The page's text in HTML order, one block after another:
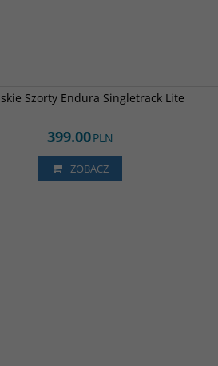
DARMOWA DOSTAWA
Szorty Endura Singletrack Lite
399.00PLN
ZOBACZ